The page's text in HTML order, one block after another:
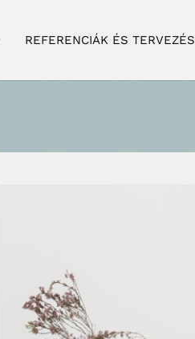
REFERENCIÁK ÉS TERVEZÉS